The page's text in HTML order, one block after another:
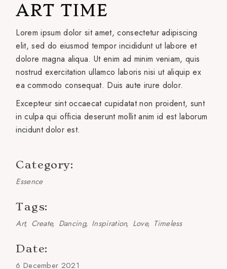
ART TIME
Lorem ipsum dolor sit amet, consectetur adipiscing
elit, sed do eiusmod tempor incididunt ut labore et
dolore magna aliqua. Ut enim ad minim veniam, quis
nostrud exercitation ullamco laboris nisi ut aliquip ex
ea commodo consequat. Duis aute irure dolor.
Excepteur sint occaecat cupidatat non proident, sunt
in culpa qui officia deserunt mollit anim id est laborum
incidunt dolor est.
Category:
Essence
Tags:
Art Create Dancing Inspiration Love Timeless
Date:
6 December 2021